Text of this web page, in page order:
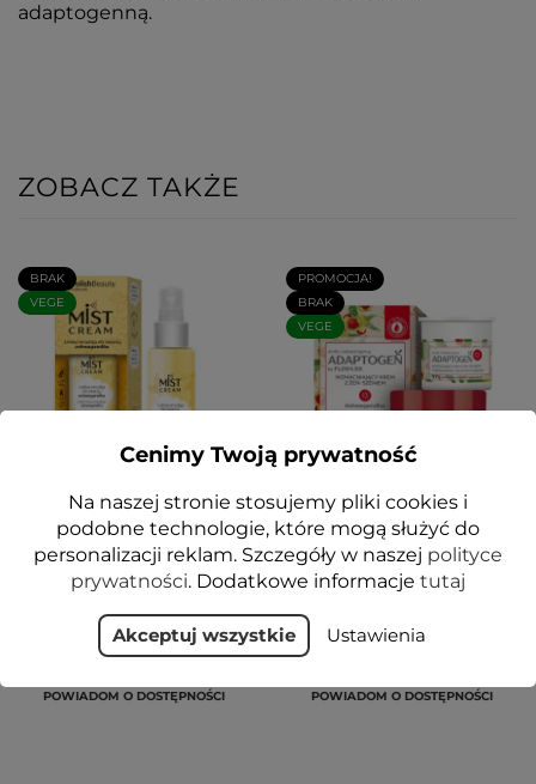
adaptogenną.
ZOBACZ TAKŻE
BRAK
VEGE
MIST CREAM Lekka
emulsja do twarzy
ashwagandha 110ml -
Floslek
34,99 zł
POWIADOM O DOSTĘPNOŚCI
PROMOCJA!
BRAK
VEGE
ADAPTOGEN
Wzmacniający krem z
żeń-szeniem na dzień -
EKO zestaw 50 ml -
Floslek
28,99 zł
POWIADOM O DOSTĘPNOŚCI
Cenimy Twoją prywatność
Na naszej stronie stosujemy pliki cookies i
podobne technologie, które mogą służyć do
personalizacji reklam. Szczegóły w naszej polityce
prywatności. Dodatkowe informacje tutaj
Akceptuj wszystkie Ustawienia